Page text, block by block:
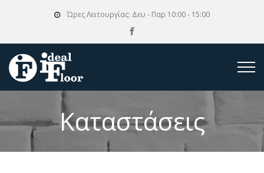
Ώρες Λειτουργίας: Δευ - Παρ 10:00 - 15:00
Καταστάσεις